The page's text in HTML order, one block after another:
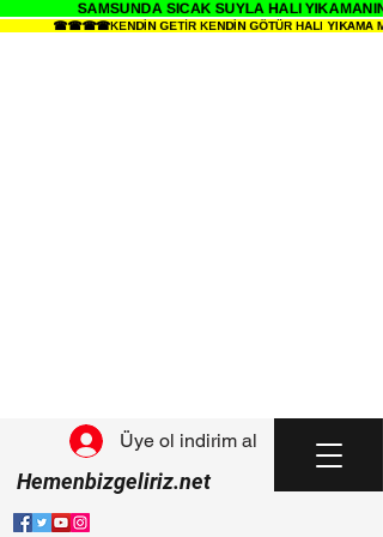
SAMSUNDA SICAK SUYLA HALI YIKAMANIN
☎☎☎☎KENDİN GETİR KENDİN GÖTÜR HALI YIKAMA
Hemenbizgeliriz.net
Üye ol indirim al